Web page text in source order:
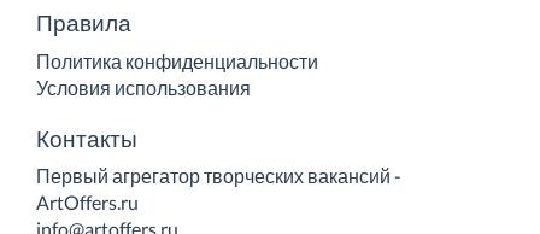
Правила
Политика конфиденциальности
Условия использования
Контакты
Первый агрегатор творческих вакансий -
ArtOffers.ru
info@artoffers.ru